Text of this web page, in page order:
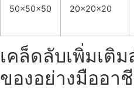
50x50x50 20x20x20
เคล็ดลับเพิ่มเติ
ของอย่างมืออา